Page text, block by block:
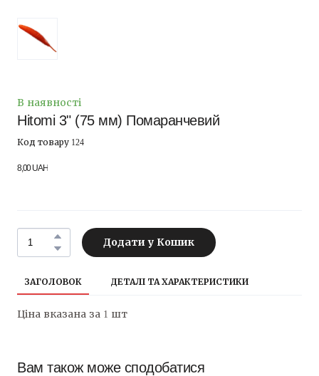
В наявності
Hitomi 3" (75 мм) Помаранчевий
Код товару 124
8,00 UAH
Додати у Кошик
ЗАГОЛОВОК ДЕТАЛІ ТА ХАРАКТЕРИСТИКИ
Ціна вказана за 1 шт
Вам також може сподобатися